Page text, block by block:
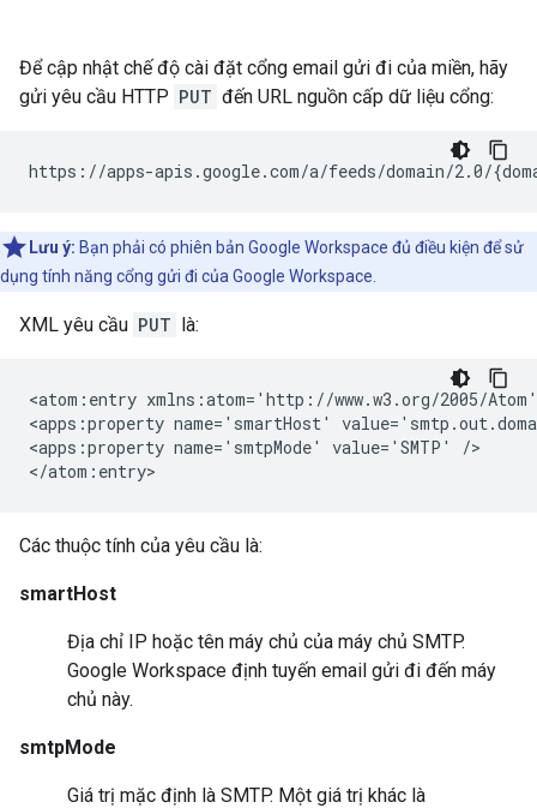
Để cập nhật chế độ cài đặt cổng email gửi đi của miền, hãy
gửi yêu cầu HTTP PUT đến URL nguồn cấp dữ liệu cổng:
Lưu ý: Bạn phải có phiên bản Google Workspace đủ điều kiện để sử
dụng tính năng cổng gửi đi của Google Workspace.
XML yêu cầu PUT là:
<atom:entry xmlns:atom='http://www.w3.org/2005/
<apps:property name='smartHost'
<apps:property name='smtpMode' value='SMTP' />
Các thuộc tính của yêu cầu là:
smartHost
Địa chỉ IP hoặc tên máy chủ của máy chủ SMTP.
Google Workspace định tuyến email gửi đi đến máy
chủ này.
smtpMode
Giá trị mặc định là SMTP. Một giá trị khác là